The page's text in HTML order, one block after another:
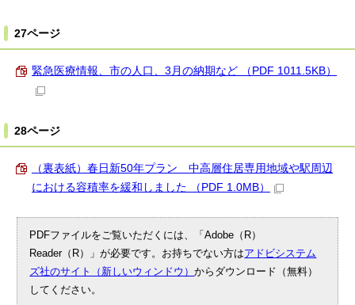
27ページ
緊急医療情報、市の人口、3月の納期など （PDF 1011.5KB）
28ページ
（裏表紙）春日新50年プラン 中高層住居専用地域や駅周辺
における容積率を緩和しました （PDF 1.0MB）
PDFファイルをご覧いただくには、「Adobe（R）
Reader（R）」が必要です。お持ちでない方はアドビシステム
ズ社のサイト（新しいウィンドウ）からダウンロード（無料）
してください。